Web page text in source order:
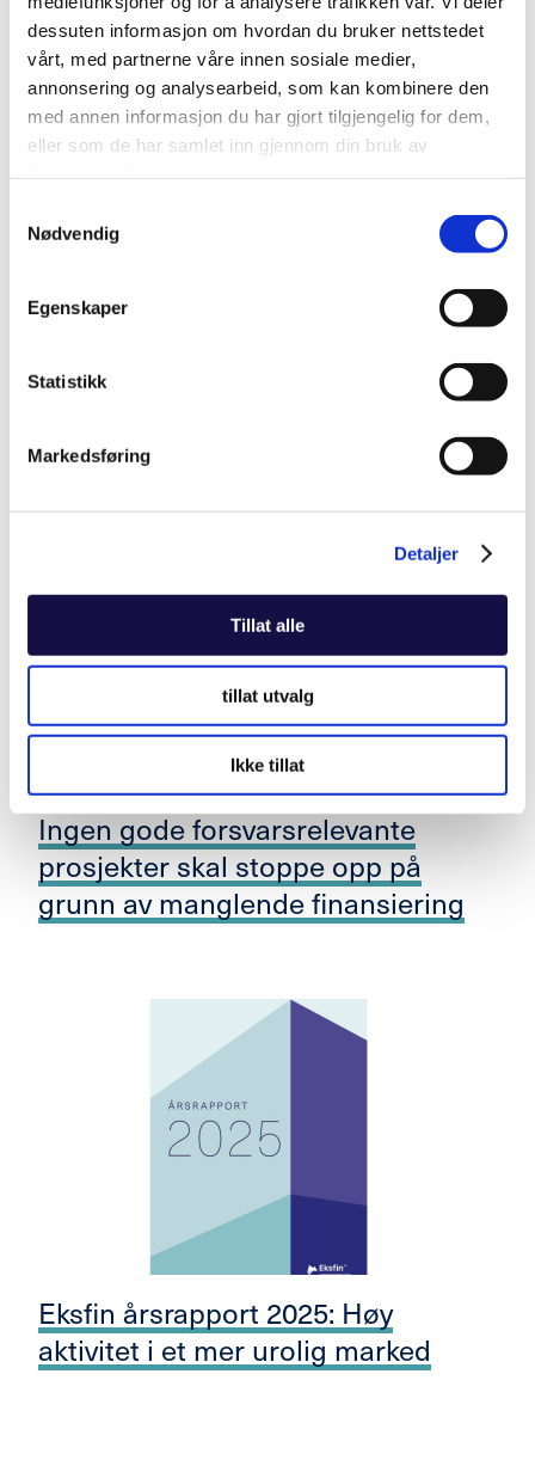
dessuten informasjon om hvordan du bruker nettstedet
vårt, med partnerne våre innen sosiale medier,
annonsering og analysearbeid, som kan kombinere den
med annen informasjon du har gjort tilgjengelig for dem,
eller som de har samlet inn gjennom din bruk av
Nødvendig
Egenskaper
Statistikk
Markedsføring
Detaljer
Tillat alle
tillat utvalg
Ikke tillat
Eksfin tildelt «Offshore Green Deal
Ingen gode forsvarsrelevante
prosjekter skal stoppe opp på
grunn av manglende finansiering
Eksfin årsrapport 2025: Høy
aktivitet i et mer urolig marked